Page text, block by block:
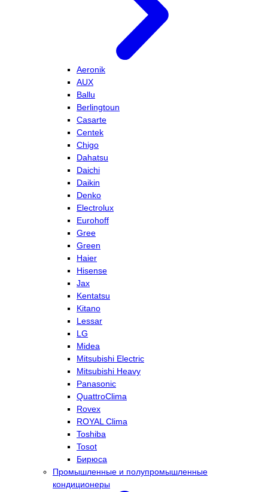
Aeronik
AUX
Ballu
Berlingtoun
Casarte
Centek
Chigo
Dahatsu
Daichi
Daikin
Denko
Electrolux
Eurohoff
Gree
Green
Haier
Hisense
Jax
Kentatsu
Kitano
Lessar
LG
Midea
Mitsubishi Electric
Mitsubishi Heavy
Panasonic
QuattroClima
Rovex
ROYAL Clima
Toshiba
Tosot
Бирюса
Промышленные и полупромышленные
кондиционеры